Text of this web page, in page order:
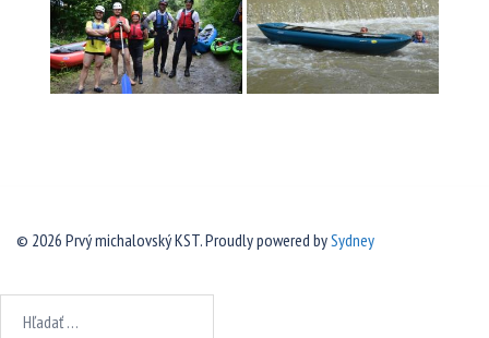
© 2026 Prvý michalovský KST. Proudly powered bySydney